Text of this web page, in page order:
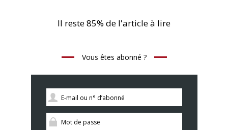
Il reste 85% de l'article à lire
Vous êtes abonné ?